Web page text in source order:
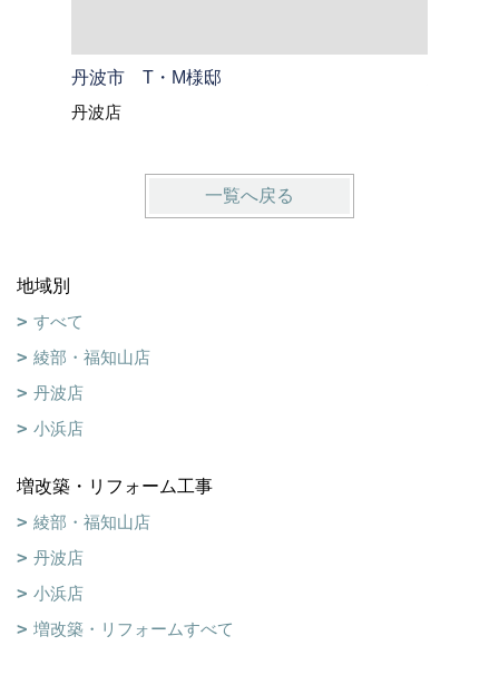
丹波市 T・M様邸
丹波店
一覧へ戻る
地域別
すべて
綾部・福知山店
丹波店
小浜店
増改築・リフォーム工事
綾部・福知山店
丹波店
小浜店
増改築・リフォームすべて